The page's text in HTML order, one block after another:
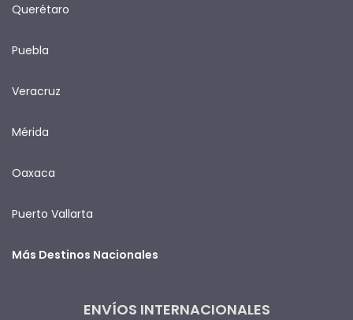
Querétaro
Puebla
Veracruz
Mérida
Oaxaca
Puerto Vallarta
Más Destinos Nacionales
ENVÍOS INTERNACIONALES